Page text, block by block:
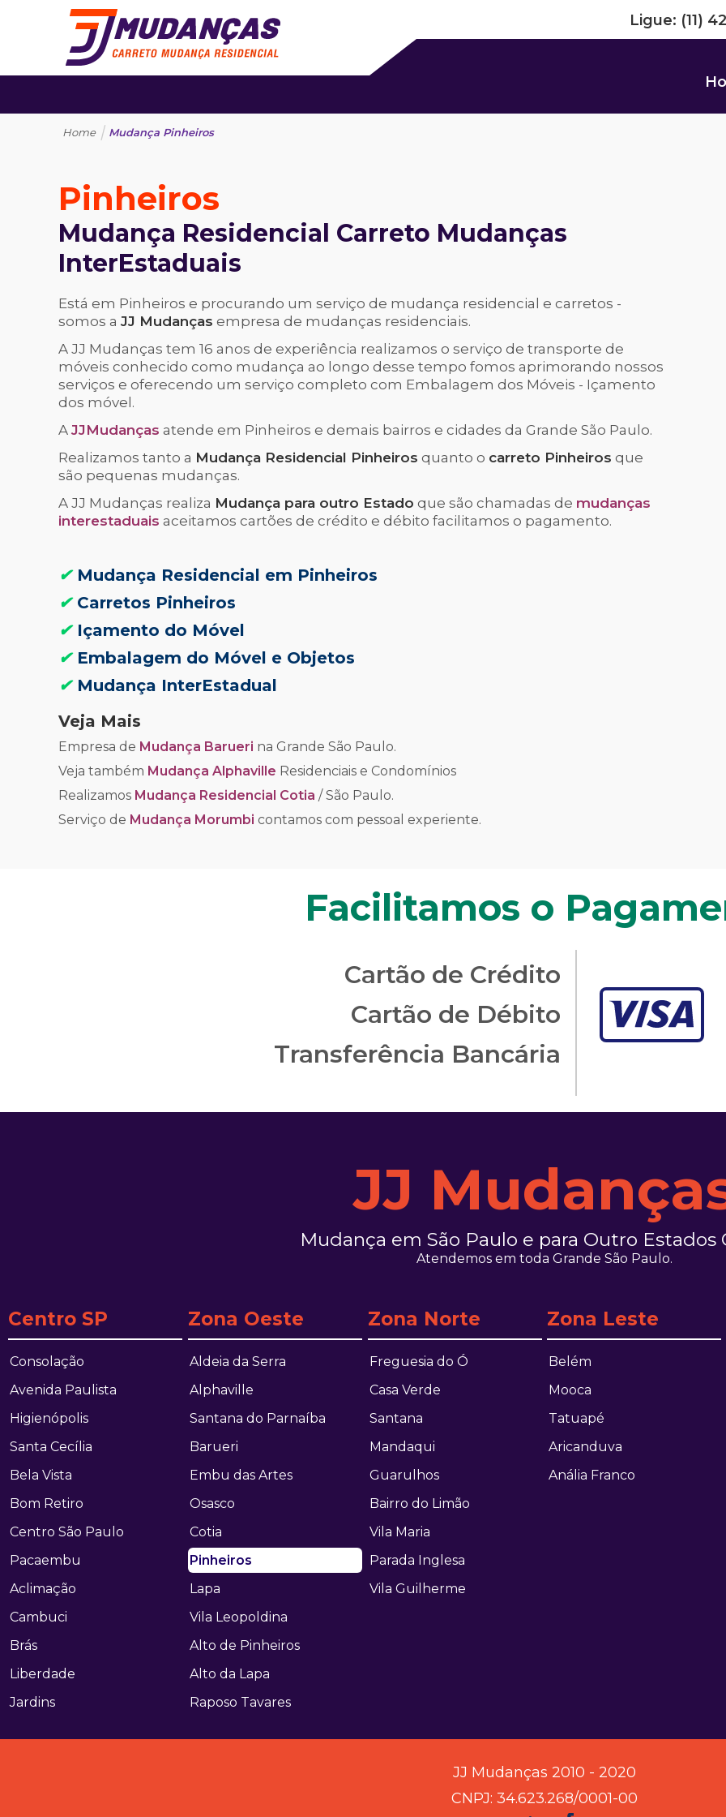
Ligue: (11)
Home | Mudança Pinheiros
Pinheiros
Mudança Residencial Carreto Mudanças
InterEstaduais
Está em Pinheiros e procurando um serviço de mudança residencial e carretos -
somos a JJ Mudanças empresa de mudanças residenciais.
A JJ Mudanças tem 16 anos de experiência realizamos o serviço de transporte de
móveis conhecido como mudança ao longo desse tempo fomos aprimorando nossos
serviços e oferecendo um serviço completo com Embalagem dos Móveis - Içamento
dos móvel.
A JJMudanças atende em Pinheiros e demais bairros e cidades da Grande São Paulo.
Realizamos tanto a Mudança Residencial Pinheiros quanto o carreto Pinheiros que
são pequenas mudanças.
A JJ Mudanças realiza Mudança para outro Estado que são chamadas de mudanças
interestaduais aceitamos cartões de crédito e débito facilitamos o pagamento.
✔Mudança Residencial em Pinheiros
✔Carretos Pinheiros
✔Içamento do Móvel
✔Embalagem do Móvel e Objetos
✔Mudança InterEstadual
Veja Mais
Empresa de Mudança Barueri na Grande São Paulo.
Veja também Mudança Alphaville Residenciais e Condomínios
Realizamos Mudança Residencial Cotia / São Paulo.
Serviço de Mudança Morumbi contamos com pessoal experiente.
Facilitamos o
Cartão de Crédito
Cartão de Débito
Transferência Bancária
JJ
Mudança em São Paulo e para Outro Estados
Atendemos em toda Grande São Paulo.
Centro SP
Consolação
Avenida Paulista
Higienópolis
Santa Cecília
Bela Vista
Bom Retiro
Centro São Paulo
Pacaembu
Aclimação
Cambuci
Brás
Liberdade
Jardins
Zona Oeste
Aldeia da Serra
Alphaville
Santana do Parnaíba
Barueri
Embu das Artes
Osasco
Cotia
Pinheiros
Lapa
Vila Leopoldina
Alto de Pinheiros
Alto da Lapa
Raposo Tavares
Zona Norte
Freguesia do Ó
Casa Verde
Santana
Mandaqui
Guarulhos
Bairro do Limão
Vila Maria
Parada Inglesa
Vila Guilherme
Zona Leste
Belém
Mooca
Tatuapé
Aricanduva
Anália Franco
JJ Mudanças 2010 - 2020
CNPJ: 34.623.268/0001-00